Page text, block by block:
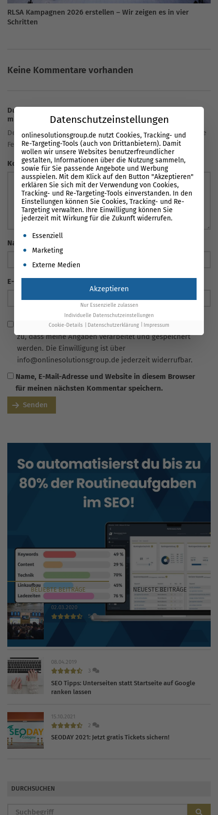
RLSA Kampagnen 2026 erstellen – Wir zeigen es in vier
Schritten
Keine Kommentare vorhanden
Du hast eine Frage oder eine Meinung zum Artikel? Teile sie
mit uns!
Deine E-Mail-Adresse wird nicht veröffentlicht. Erforderliche
Felder sind markiert *
Kommentar
Name
E-Mail Adresse
Ich habe dieDatenschutzerklärunggelesen und stimme
zu, dass meine Angaben verarbeitet und gespeichert
werden. Die Einwilligung ist über
info@onlinesolutionsgroup.de jederzeit widerrufbar.
Name, E-Mail-Adresse und Website in diesem Browser
für meinen nächsten Kommentar speichern.
Senden
BELIEBTEBEITRÄGE NEUESTEBEITRÄGE
02.03.2020
5
08.04.2019
3
SEO Tipps: Unterseiten statt Startseite auf Google
ranken lassen
15.10.2021
2
SEODAY 2021: Jetzt gratis Tickets sichern!
DURCHSUCHEN
Datenschutzeinstellungen
onlinesolutionsgroup.de nutzt Cookies, Tracking- und
Re-Targeting-Tools (auch von Drittanbietern). Damit
wollen wir unsere Websites benutzerfreundlicher
gestalten, Informationen über die Nutzung sammeln,
sowie für Sie passende Angebote und Werbung
ausspielen. Mit dem Klick auf den Button "Akzeptieren"
erklären Sie sich mit der Verwendung von Cookies,
Tracking- und Re-Targeting-Tools einverstanden. In den
Einstellungen können Sie Cookies, Tracking- und Re-
Targeting verwalten. Ihre Einwilligung können Sie
jederzeit mit Wirkung für die Zukunft widerrufen.
Es folgt eine Liste der Service-Gruppen, für die eine
Essenziell
Marketing
Externe Medien
Akzeptieren
Nur Essenzielle zulassen
Individuelle Datenschutzeinstellungen
Cookie-Details
Datenschutzerklärung Impressum